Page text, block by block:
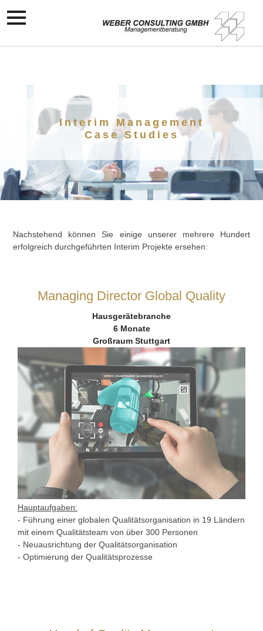
Interim Management
Case Studies
Nachstehend können Sie einige unserer mehrere Hundert
erfolgreich durchgeführten Interim Projekte ersehen:
Managing Director Global Quality
Hausgerätebranche
6 Monate
Großraum Stuttgart
Hauptaufgaben:
- Führung einer globalen Qualitätsorganisation in 19 Ländern
mit einem Qualitätsteam von über 300 Personen
- Neuausrichtung der Qualitätsorganisation
- Optimierung der Qualitätsprozesse